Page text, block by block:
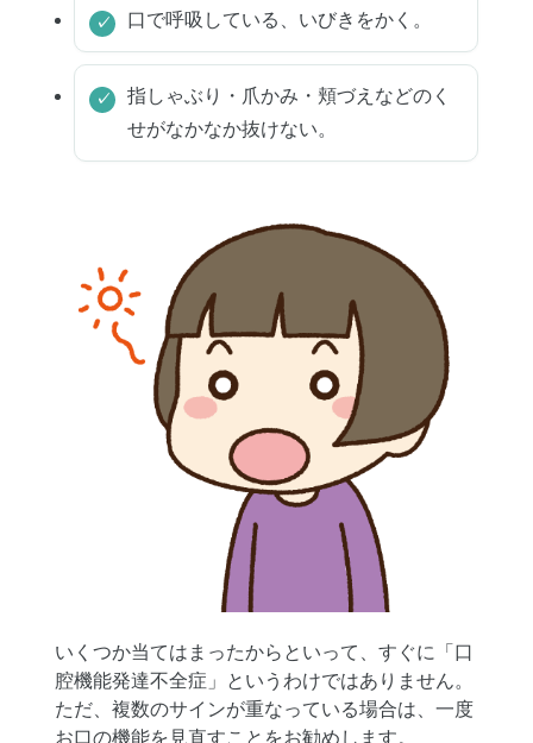
口で呼吸している、いびきをかく。
指しゃぶり・爪かみ・頬づえなどのく
せがなかなか抜けない。
いくつか当てはまったからといって、すぐに「口
腔機能発達不全症」というわけではありません。
ただ、複数のサインが重なっている場合は、一度
お口の機能を見直すことをお勧めします。